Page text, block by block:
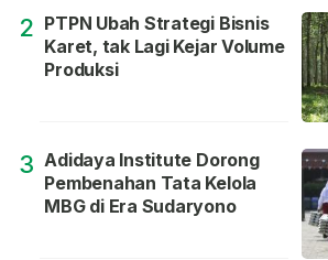
2 PTPN Ubah Strategi Bisnis
Karet, tak Lagi Kejar Volume
Produksi
3 Adidaya Institute Dorong
Pembenahan Tata Kelola
MBG di Era Sudaryono